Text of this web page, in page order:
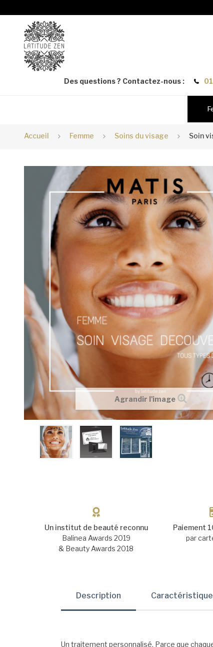
Des questions ? Contactez-nous :
Accueil Femme Soins du visage Soin
Agrandir l'image
Un institut de beauté reconnu
Balinea Awards 2019
& Beauty Awards 2018
Paiement
par
Description
Un traitement personnalisé. Parce que